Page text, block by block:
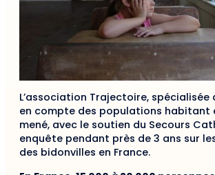
L’association Trajectoire, spécialisée
en compte des populations habitant
mené, avec le soutien du Secours
enquête pendant près de 3 ans sur
des bidonvilles en France.